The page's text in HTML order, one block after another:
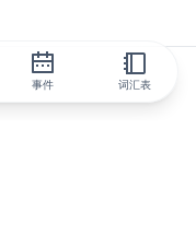
事件 词汇表